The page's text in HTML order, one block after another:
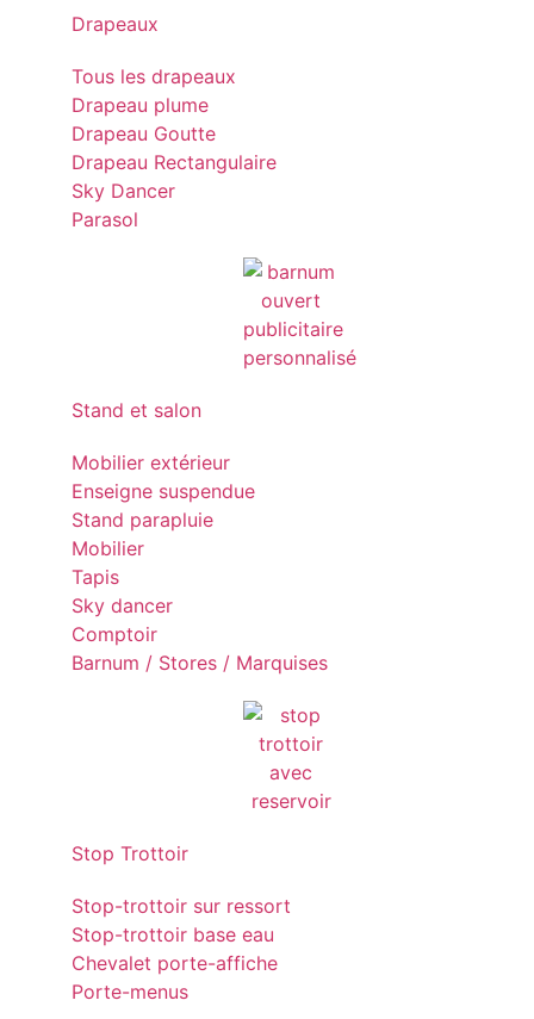
Drapeaux
Tous les drapeaux
Drapeau plume
Drapeau Goutte
Drapeau Rectangulaire
Sky Dancer
Parasol
Stand et salon
Mobilier extérieur
Enseigne suspendue
Stand parapluie
Mobilier
Tapis
Sky dancer
Comptoir
Barnum / Stores / Marquises
Stop Trottoir
Stop-trottoir sur ressort
Stop-trottoir base eau
Chevalet porte-affiche
Porte-menus